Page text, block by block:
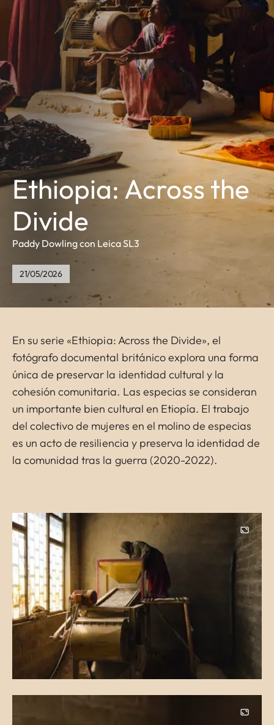
Ethiopia: Across the
Divide
Paddy Dowling con Leica SL3
21/05/2026
En su serie «Ethiopia: Across the Divide», el
fotógrafo documental británico explora una forma
única de preservar la identidad cultural y la
cohesión comunitaria. Las especias se consideran
un importante bien cultural en Etiopía. El trabajo
del colectivo de mujeres en el molino de especias
es un acto de resiliencia y preserva la identidad de
la comunidad tras la guerra (2020-2022).